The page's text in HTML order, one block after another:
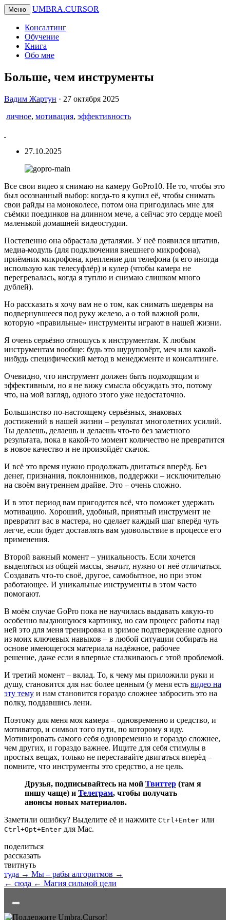
Меню UMBRA.CURSOR
Консалтинг
Обучение
Книга
Обо мне
Больше, чем инструменты
Вадим
Вадим Жартун · 27 октября 2025
личное, мотивация, эффективность
27.10.2025
Все свои видео я снимаю на камеру GoPro10. Не то, чтобы это
был осознанный выбор: когда-то я купил её, чтобы снимать
свои райды на моноколесе, потом она пригодилась мне для
съёмки поединков на длинном мече, а сейчас это сердце моей
маленькой домашней видеостудии.
Постепенно она обрастала деталями. У неё появился штатив,
медиа-модуль (для подключения внешнего микрофона),
приёмник микрофона, крепление для телефона (я его иногда
использую как телесуфлёр) и кулер (чтобы камера не
перегревалась, когда я туплю и снимаю слишком много
дублей).
Но рассказать я хочу вам не о том, как снимать шедевры на
подвернувшееся под руку железо, а о той важной роли,
которую «правильные» инструменты играют в нашей жизни.
Я очень серьёзно отношусь к инструментам. К любым
инструментам вообще: будь это шуруповёрт, меч или какой-
нибудь специфический метод в менеджменте и консалтинге.
Очевидно, что инструмент должен быть подходящим и
эффективным, но я не вижу смысла обсуждать это, потому
что, на мой взгляд, одного этого уже недостаточно.
Большинство по-настоящему серьёзных, знаковых
достижений в нашей жизни – результат многолетних усилий.
Ты делаешь, делаешь и делаешь что-то без заметного
результата, пока в какой-то момент количество не превратится
в новое качество и не произойдёт скачок.
И всё это время нужно продолжать двигаться вперёд. Без
денег, признания, поклонников, поддержки – исключительно
на своём внутреннем драйве. Это – очень сложно.
И в этот период вам пригодится всё, что поможет удержать
мотивацию. Хороший, удобный, приятный инструмент не
превратит вас в мастера, но сделает каждый шаг вперёд чуть
легче, если будет доставлять вам удовольствие в процессе его
применения.
Второй важный момент – уникальность. Если хочется
выделяться из общей массы, значит, нужно от неё отличаться.
Создавать что-то своё, другое, самобытное, но при этом
работающее. И уникальные инструменты в этом часто
помогают.
В моём случае GoPro пока не научилась выдавать какую-то
особенно выдающуюся картинку, но сам процесс работы над
ней это для меня тренировка и зримое подтверждение одного
из моих ключевых навыков – в любой ситуации собирать на
основе имеющегося материала надёжное, рабочее
решение, даже если я впервые сталкиваюсь с этой проблемой.
И третий момент – вклад. То, к чему мы приложили руки и
душу, становится для нас более ценным (у меня есть видео на
эту тему и нам становится гораздо сложнее забросить это на
полку, поддавшись лени.
Поэтому для меня моя камера – одновременно и средство, и
мотиватор, и символ того пути, по которому я иду.
Мотивировать самого себя одновременно и гораздо сложнее,
чем других, и гораздо важнее. Ищите для себя стимулы в
простых вещах, только не переставайте двигаться вперёд –
помните, что инструменты это средство, а не цель.
Друзья, подписывайтесь на мой Твиттер (там я
пишу чаще) и Телеграм, чтобы получать
анонсы новых материалов.
Заметили ошибку? Выделите её и нажмите Ctrl+Enter или
Ctrl+Opt+Enter для Mac.
поделиться
рассказать
твитнуть
туда → Мы – рабы алгоритмов →
← сюда ← Магия сильной цели